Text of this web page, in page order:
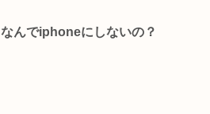
なんでiphoneにしないの？